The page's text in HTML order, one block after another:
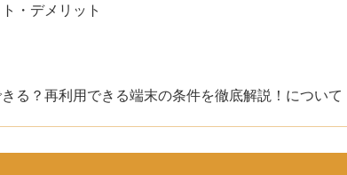
・デメリット
る？再利用できる端末の条件を徹底解説！について